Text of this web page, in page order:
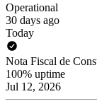
Operational
30 days ago
Today
Nota Fiscal de
100% uptime
Jul 12, 2026